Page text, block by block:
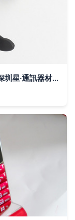
索尼愛立信XL39h手機汽車空調口支架 深圳星·通訊器材的細致之選